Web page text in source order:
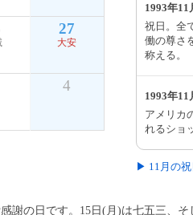
27
大安
4
1993年11
祝日。全
働の尊さ
称える。
1993年11
アメリカ
れるショ
▶ 11月の祝
謝の日です。15日(月)は七五三、